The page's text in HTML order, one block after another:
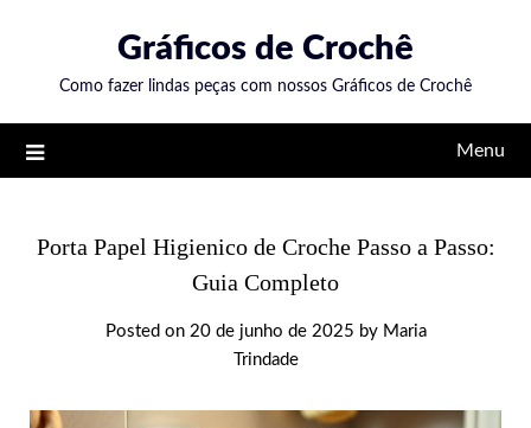
content
Gráficos de Crochê
Como fazer lindas peças com nossos Gráficos de Crochê
Menu
Porta Papel Higienico de Croche Passo a Passo:
Guia Completo
Posted on 20 de junho de 2025 by Maria
Trindade